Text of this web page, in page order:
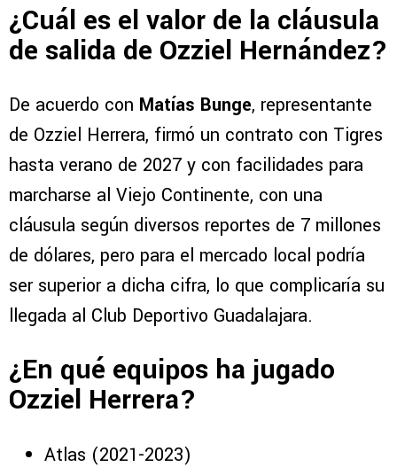
¿Cuál es el valor de la cláusula
de salida de Ozziel Hernández?
De acuerdo con Matías Bunge, representante
de Ozziel Herrera, firmó un contrato con Tigres
hasta verano de 2027 y con facilidades para
marcharse al Viejo Continente, con una
cláusula según diversos reportes de 7 millones
de dólares, pero para el mercado local podría
ser superior a dicha cifra, lo que complicaría su
llegada al Club Deportivo Guadalajara.
¿En qué equipos ha jugado
Ozziel Herrera?
Atlas (2021-2023)